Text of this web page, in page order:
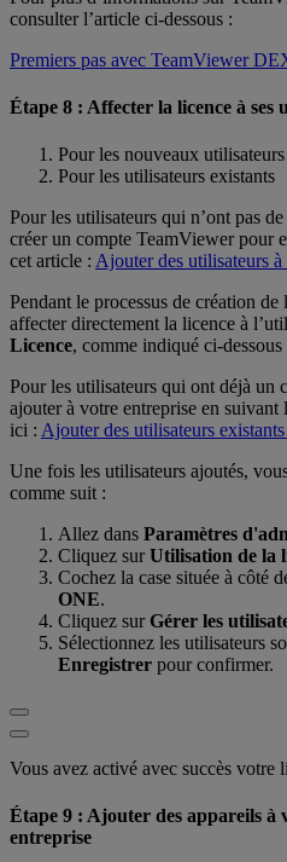
consulter l’article ci-dessous :
Premiers pas avec TeamViewer
Étape 8 : Affecter la licence à ses
Pour les nouveaux utilisateurs
Pour les utilisateurs existants
Pour les utilisateurs qui n’ont pas
créer un compte TeamViewer pour
cet article : Ajouter des utilisateurs
Pendant le processus de création
affecter directement la licence à
Licence, comme indiqué ci-dessous
Pour les utilisateurs qui ont déjà un
ajouter à votre entreprise en
ici : Ajouter des utilisateurs
Une fois les utilisateurs ajoutés,
comme suit :
Allez dans Paramètres
Cliquez surUtilisation de la
Cochez la case située à côté
ONE.
Cliquez surGérer les
Sélectionnez les utilisateurs
Enregistrer pour confirmer.
Vous avez activé avec succès
Étape 9 : Ajouter des appareils à
entreprise